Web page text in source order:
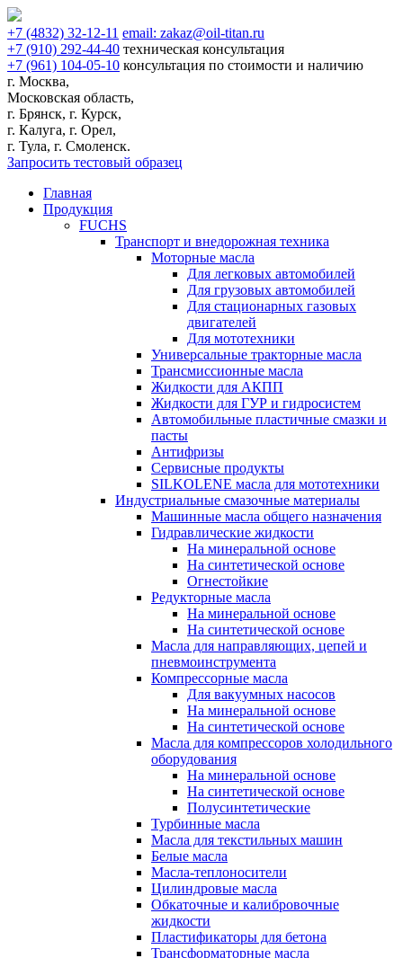
+7 (4832) 32-12-11 email: zakaz@oil-titan.ru
+7 (910) 292-44-40 техническая консультация
+7 (961) 104-05-10 консультация по стоимости и наличию
г. Москва,
Московская область,
г. Брянск, г. Курск,
г. Калуга, г. Орел,
г. Тула, г. Смоленск.
Запросить тестовый образец
Главная
Продукция
FUCHS
Транспорт и внедорожная техника
Моторные масла
Для легковых автомобилей
Для грузовых автомобилей
Для стационарных газовых
двигателей
Для мототехники
Универсальные тракторные масла
Трансмиссионные масла
Жидкости для АКПП
Жидкости для ГУР и гидросистем
Автомобильные пластичные смазки и
пасты
Антифризы
Сервисные продукты
SILKOLENE масла для мототехники
Индустриальные смазочные материалы
Машинные масла общего назначения
Гидравлические жидкости
На минеральной основе
На синтетической основе
Огнестойкие
Редукторные масла
На минеральной основе
На синтетической основе
Масла для направляющих, цепей и
пневмоинструмента
Компрессорные масла
Для вакуумных насосов
На минеральной основе
На синтетической основе
Масла для компрессоров холодильного
оборудования
На минеральной основе
На синтетической основе
Полусинтетические
Турбинные масла
Масла для текстильных машин
Белые масла
Масла-теплоносители
Цилиндровые масла
Обкаточные и калибровочные
жидкости
Пластификаторы для бетона
Трансформаторные масла